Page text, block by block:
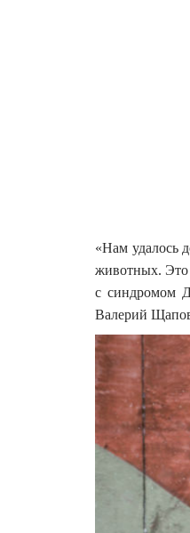
«Нам удалось
животных. Это
с синдромом
Валерий